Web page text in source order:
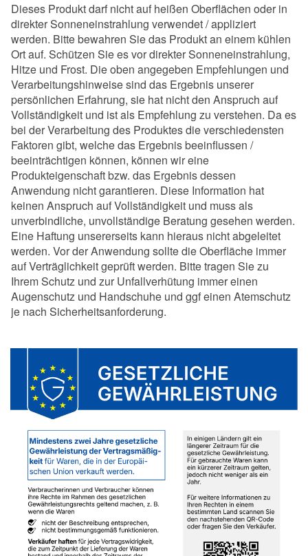
Dieses Produkt darf nicht auf heißen Oberflächen oder in
direkter Sonneneinstrahlung verwendet / appliziert
werden. Bitte bewahren Sie das Produkt an einem kühlen
Ort auf. Schützen Sie es vor direkter Sonneneinstrahlung,
Hitze und Frost. Die oben angegeben Empfehlungen und
Verarbeitungshinweise sind das Ergebnis unserer
persönlichen Erfahrung, sie hat nicht den Anspruch auf
Vollständigkeit und ist als Empfehlung zu verstehen. Da es
bei der Verarbeitung des Produktes die verschiedensten
Faktoren gibt, welche das Ergebnis beeinflussen /
beeinträchtigen können, können wir eine
Produkteigenschaft bzw. das Ergebnis dessen
Anwendung nicht garantieren. Diese Information hat
keinen Anspruch auf Vollständigkeit und muss als
unverbindliche, unvollständige Beratung gesehen werden.
Eine Haftung unsererseits kann hieraus nicht abgeleitet
werden. Vor der Anwendung sollte die Oberfläche immer
auf Verträglichkeit geprüft werden. Bitte tragen Sie zu
Ihrem Schutz und zur Unfallverhütung immer einen
Augenschutz und Handschuhe und ggf einen Atemschutz
je nach Sicherheitsanforderung.